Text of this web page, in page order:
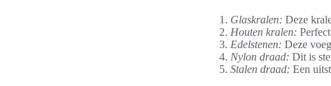
Glaskralen: Deze
Houten kralen:
Edelstenen: Deze
Nylon draad: Dit is
Stalen draad: Een